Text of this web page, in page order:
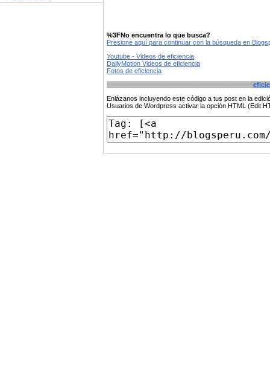
%3FNo encuentra lo que busca?
Presione aquí para continuar con la búsqueda en
Youtube - Videos de eficiencia
DailyMotion Videos de eficiencia
Fotos de eficiencia
Enlázanos incluyendo este código a tus post en la
Usuarios de Wordpress activar la opción HTML (Edit